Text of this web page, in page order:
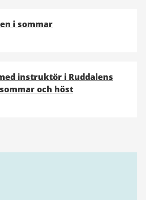
i sommar
instruktör i Ruddalens
vår, sommar och höst